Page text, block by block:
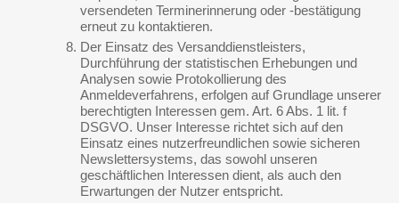
versendeten Terminerinnerung oder -bestätigung
erneut zu kontaktieren.
Der Einsatz des Versanddienstleisters,
Durchführung der statistischen Erhebungen und
Analysen sowie Protokollierung des
Anmeldeverfahrens, erfolgen auf Grundlage unserer
berechtigten Interessen gem. Art. 6 Abs. 1 lit. f
DSGVO. Unser Interesse richtet sich auf den
Einsatz eines nutzerfreundlichen sowie sicheren
Newslettersystems, das sowohl unseren
geschäftlichen Interessen dient, als auch den
Erwartungen der Nutzer entspricht.